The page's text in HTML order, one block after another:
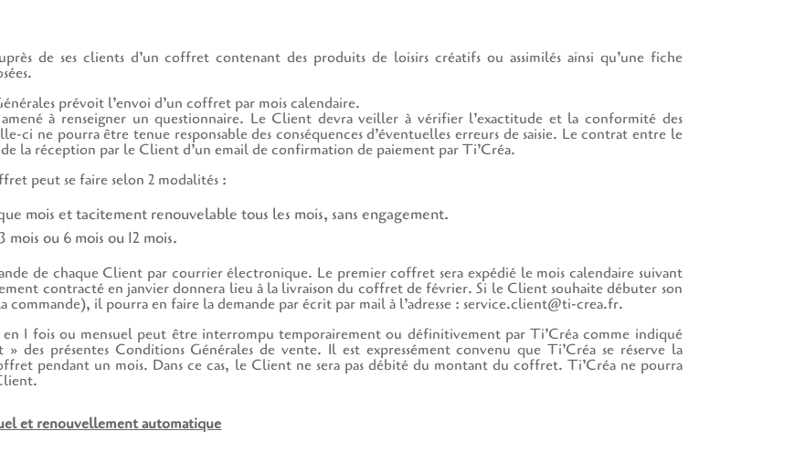
de ses clients d’un coffret contenant des produits de loisirs créatifs ou assimilés ainsi qu’une fiche
prévoit l’envoi d’un coffret par mois calendaire.
à renseigner un questionnaire. Le Client devra veiller à vérifier l’exactitude et la conformité des
ci ne pourra être tenue responsable des conséquences d’éventuelles erreurs de saisie. Le contrat entre le
la réception par le Client d’un email de confirmation de paiement par Ti’Créa.
peut se faire selon 2 modalités :
mois et tacitement renouvelable tous les mois, sans engagement.
ou 6 mois ou 12 mois.
de chaque Client par courrier électronique. Le premier coffret sera expédié le mois calendaire suivant
contracté en janvier donnera lieu à la livraison du coffret de février. Si le Client souhaite débuter son
commande), il pourra en faire la demande par écrit par mail à l’adresse : service.client@ti-crea.fr.
en 1 fois ou mensuel peut être interrompu temporairement ou définitivement par Ti’Créa comme indiqué
des présentes Conditions Générales de vente. Il est expressément convenu que Ti’Créa se réserve la
pendant un mois. Dans ce cas, le Client ne sera pas débité du montant du coffret. Ti’Créa ne pourra
et renouvellement automatique